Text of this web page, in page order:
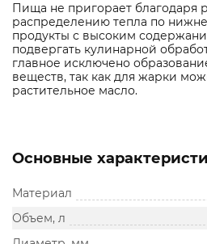
Пища не пригорает благодаря
распределению тепла по
продукты с высоким
подвергать кулинарной
главное исключено
веществ, так как для жарки
растительное масло.
Основные
Материал
Объем, л